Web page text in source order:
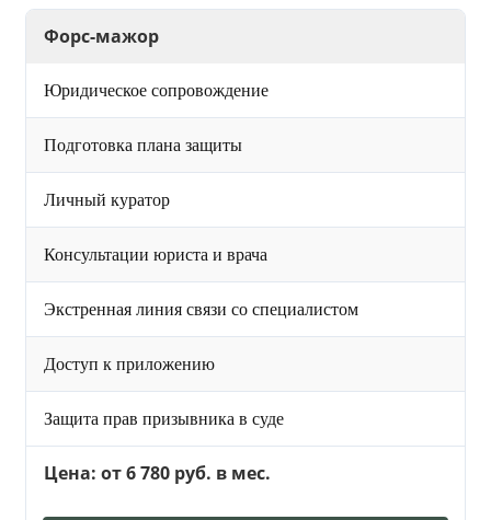
Форс-мажор
Юридическое сопровождение
Подготовка плана защиты
Личный куратор
Консультации юриста и врача
Экстренная линия связи со специалистом
Доступ к приложению
Защита прав призывника в суде
Цена: от 6 780 руб. в мес.